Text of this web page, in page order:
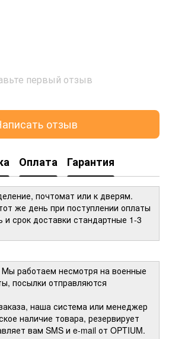
первый отзыв
отзыв
Оплата Гарантия
почтомат или к дверям.
же день при поступлении оплаты
и срок доставки стандартные 1-3
работаем несмотря на военные
посылки отправляются
наша система или менеджер
наличие товара, резервирует
вам SMS и e-mail от OPTIUM.